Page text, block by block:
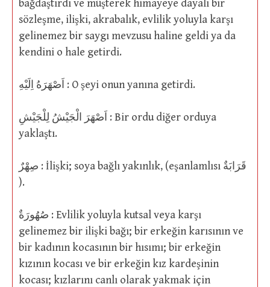
bağdaştırdı ve müşterek himayeye dayalı bir
sözleşme, ilişki, akrabalık, evlilik yoluyla karşı
gelinemez bir saygı mevzusu haline geldi ya da
kendini o hale getirdi.
اَصْهَرَهُ اِلَيْهِ : O şeyi onun yanına getirdi.
اَصْهَرَ الْجَيْشُ لِلْجَيْشِ : Bir ordu diğer orduya
yaklaştı.
صِهْرٌ : İlişki; soya bağlı yakınlık, (eşanlamlısı قَرَابَةٌ
).
صُهُورَةٌ : Evlilik yoluyla kutsal veya karşı
gelinemez bir ilişki bağı; bir erkeğin karısının ve
bir kadının kocasının bir hısımı; bir erkeğin
kızının kocası ve bir erkeğin kız kardeşinin
kocası; kızlarını canlı olarak yakmak için